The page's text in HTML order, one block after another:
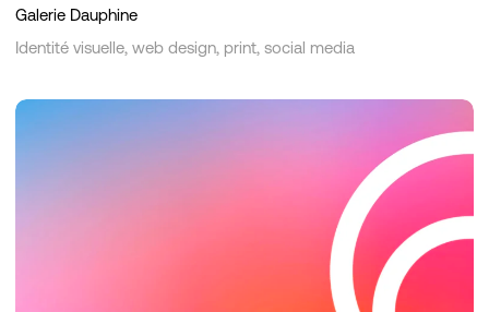
Galerie Dauphine
Identité visuelle, web design, print, social media
Flevium